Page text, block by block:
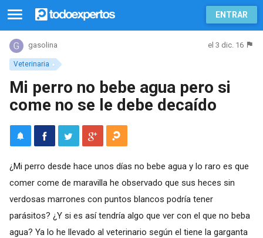
ENTRAR
Veterinaria
gasolina el 3 dic. 16
Mi perro no bebe agua pero si
come no se le debe decaído
¿Mi perro desde hace unos días no bebe agua y lo raro es que
comer come de maravilla he observado que sus heces sin
verdosas marrones con puntos blancos podría tener
parásitos? ¿Y si es así tendría algo que ver con el que no beba
agua? Ya lo he llevado al veterinario según el tiene la garganta